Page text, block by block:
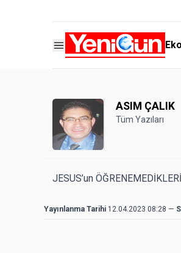
ASIM ÇALIK
Tüm Yazıları
JESUS’un ÖĞRENEMEDİKLERİ
Yayınlanma Tarihi 12.04.2023 08:28 —